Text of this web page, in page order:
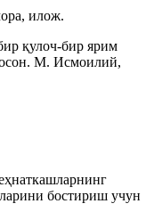
илож.
қулоч-бир ярим
М. Исмоилий,
бостириш учун